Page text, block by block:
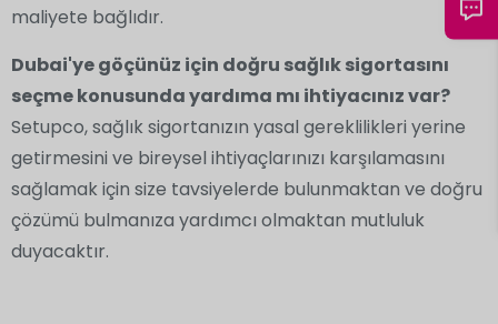
maliyete bağlıdır.
Dubai'ye göçünüz için doğru sağlık sigortasını
seçme konusunda yardıma mı ihtiyacınız var?
Setupco, sağlık sigortanızın yasal gereklilikleri yerine
getirmesini ve bireysel ihtiyaçlarınızı karşılamasını
sağlamak için size tavsiyelerde bulunmaktan ve doğru
çözümü bulmanıza yardımcı olmaktan mutluluk
duyacaktır.